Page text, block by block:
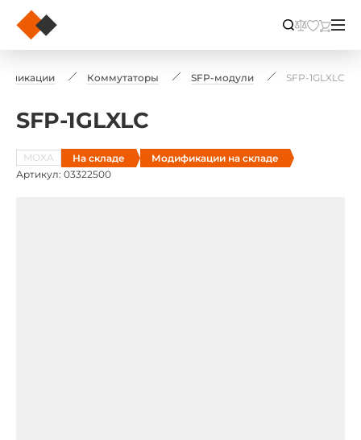
Коммутаторы SFP-модули SFP-1GLXLC
SFP-1GLXLC
MOXA На складе
Модификации на складе
Артикул: 03322500